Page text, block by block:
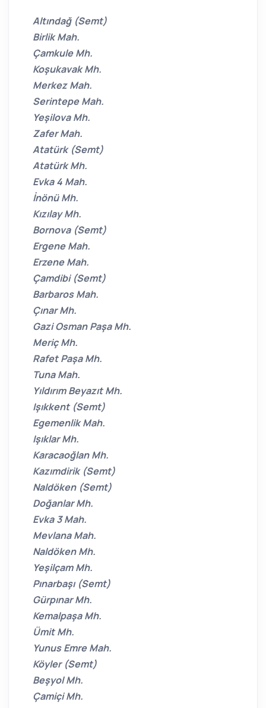
Altındağ (Semt)
Birlik Mah.
Çamkule Mh.
Koşukavak Mh.
Merkez Mah.
Serintepe Mah.
Yeşilova Mh.
Zafer Mah.
Atatürk (Semt)
Atatürk Mh.
Evka 4 Mah.
İnönü Mh.
Kızılay Mh.
Bornova (Semt)
Ergene Mah.
Erzene Mah.
Çamdibi (Semt)
Barbaros Mah.
Çınar Mh.
Gazi Osman Paşa Mh.
Meriç Mh.
Rafet Paşa Mh.
Tuna Mah.
Yıldırım Beyazıt Mh.
Işıkkent (Semt)
Egemenlik Mah.
Işıklar Mh.
Karacaoğlan Mh.
Kazımdirik (Semt)
Naldöken (Semt)
Doğanlar Mh.
Evka 3 Mah.
Mevlana Mah.
Naldöken Mh.
Yeşilçam Mh.
Pınarbaşı (Semt)
Gürpınar Mh.
Kemalpaşa Mh.
Ümit Mh.
Yunus Emre Mah.
Köyler (Semt)
Beşyol Mh.
Çamiçi Mh.